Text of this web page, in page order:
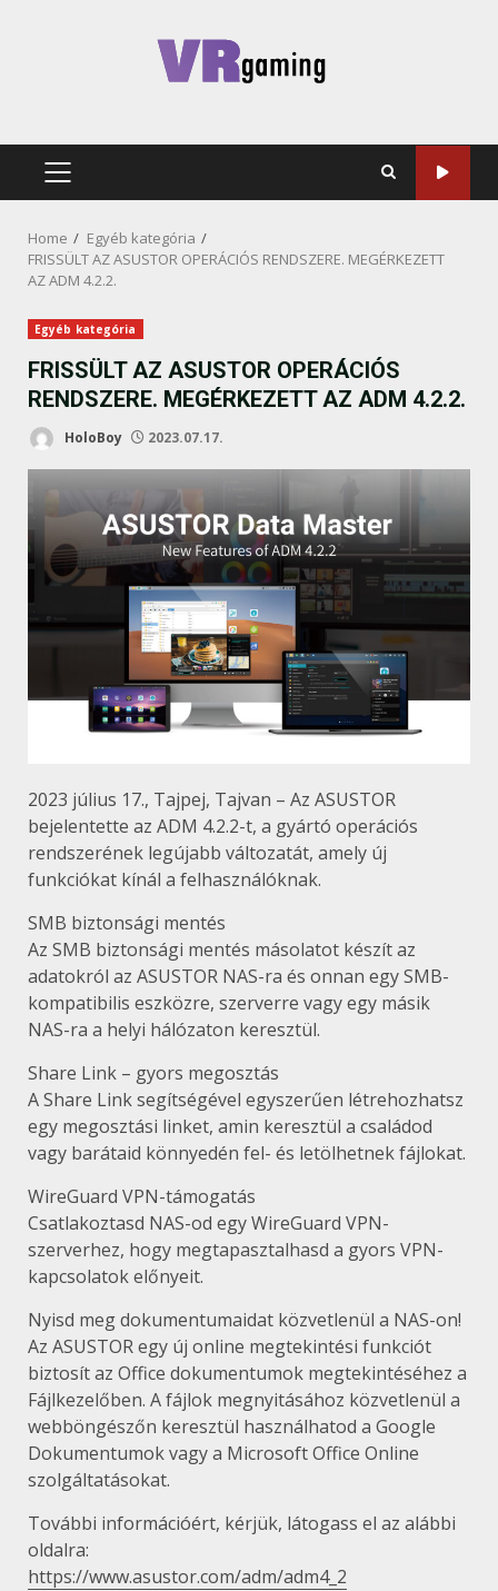
PRIMARY
Home
Egyéb kategória
FRISSÜLT AZ ASUSTOR OPERÁCIÓS RENDSZERE. MEGÉRKEZETT
AZ ADM 4.2.2.
Egyéb kategória
FRISSÜLT AZ ASUSTOR OPERÁCIÓS
RENDSZERE. MEGÉRKEZETT AZ ADM 4.2.2.
HoloBoy 2023.07.17.
2023 július 17., Tajpej, Tajvan – Az ASUSTOR
bejelentette az ADM 4.2.2-t, a gyártó operációs
rendszerének legújabb változatát, amely új
funkciókat kínál a felhasználóknak.
SMB biztonsági mentés
Az SMB biztonsági mentés másolatot készít az
adatokról az ASUSTOR NAS-ra és onnan egy SMB-
kompatibilis eszközre, szerverre vagy egy másik
NAS-ra a helyi hálózaton keresztül.
Share Link – gyors megosztás
A Share Link segítségével egyszerűen létrehozhatsz
egy megosztási linket, amin keresztül a családod
vagy barátaid könnyedén fel- és letölhetnek fájlokat.
WireGuard VPN-támogatás
Csatlakoztasd NAS-od egy WireGuard VPN-
szerverhez, hogy megtapasztalhasd a gyors VPN-
kapcsolatok előnyeit.
Nyisd meg dokumentumaidat közvetlenül a NAS-on!
Az ASUSTOR egy új online megtekintési funkciót
biztosít az Office dokumentumok megtekintéséhez a
Fájlkezelőben. A fájlok megnyitásához közvetlenül a
webböngészőn keresztül használhatod a Google
Dokumentumok vagy a Microsoft Office Online
szolgáltatásokat.
További információért, kérjük, látogass el az alábbi
oldalra:
https://www.asustor.com/adm/adm4_2